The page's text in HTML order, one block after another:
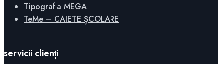
Tipografia MEGA
TeMe – CAIETE ȘCOLARE
servicii clienți